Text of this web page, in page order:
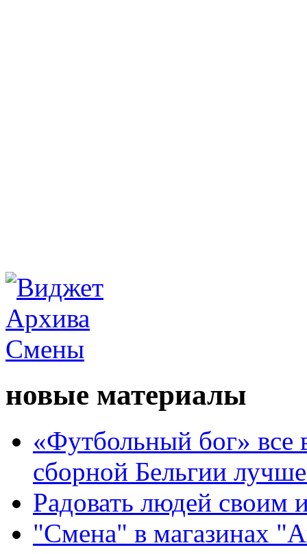
новые материалы
«Футбольный бог» все
сборной Бельгии
Радовать людей своим
"Смена" в магазинах